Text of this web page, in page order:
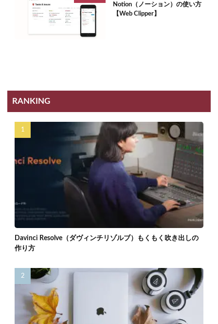
Notion（ノーション）の使い方
【Web Clipper】
RANKING
Davinci Resolve（ダヴィンチリゾルブ）もくもく吹き出しの
作り方